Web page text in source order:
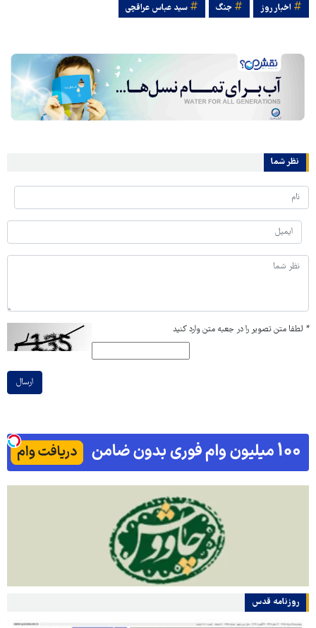
اخبار روز جنگ سید عباس عراقچی
نظر شما
* لطفا متن تصویر را در جعبه متن وارد کنید
ارسال
روزنامه قدس